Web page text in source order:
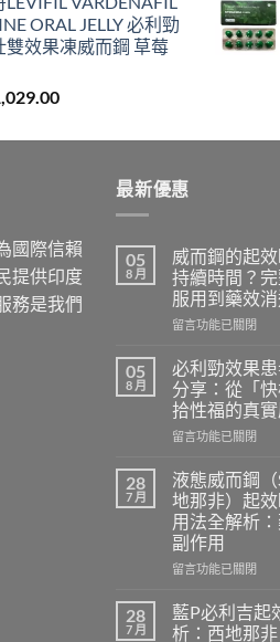
$619.00
through
$4,829.00
ORAL JELLY 必利勁
雙效果凍威而鋼 草莓
Price
$459.00
$1,029.00
國際信賴
提供印度
務是我們
最新優惠
05
8 月
威而鋼的起
持續時間？
服用到藥效
在
而
鋼
的
起
效
間
和
效
果
持
續
間？
完
留言功能已關閉
05
8 月
必利勁效果
分享：從「
拾性福的真
在
利
勁
效
果
患
者
用
心
留言功能已關閉
28
7 月
液態威而鋼
地那非）起
用法全解析：
副作用
在
態
威
留言功能已關閉
28
7 月
藍P必利吉起
析：西地那